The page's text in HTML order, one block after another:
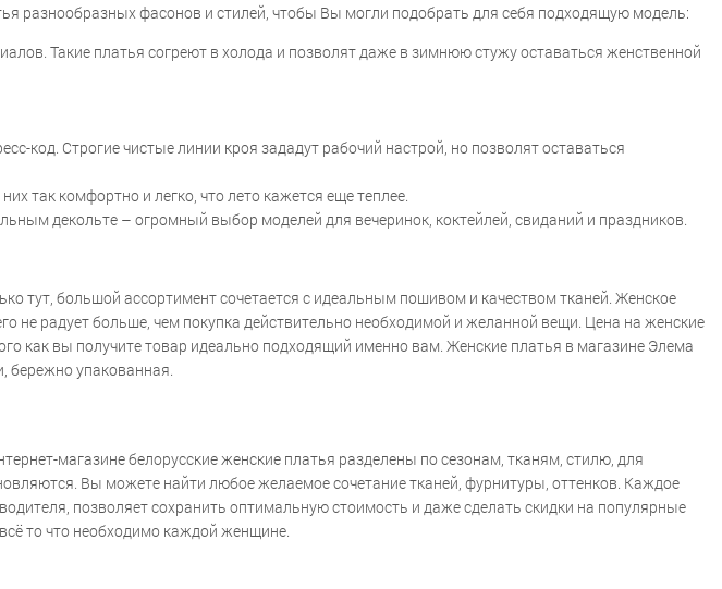
разнообразных фасонов и стилей, чтобы Вы могли подобрать для себя подходящую модель:
Такие платья согреют в холода и позволят даже в зимнюю стужу оставаться женственной
Строгие чистые линии кроя зададут рабочий настрой, но позволят оставаться
так комфортно и легко, что лето кажется еще теплее.
декольте – огромный выбор моделей для вечеринок, коктейлей, свиданий и праздников.
тут, большой ассортимент сочетается с идеальным пошивом и качеством тканей. Женское
не радует больше, чем покупка действительно необходимой и желанной вещи. Цена на женские
как вы получите товар идеально подходящий именно вам. Женские платья в магазине Элема
бережно упакованная.
магазине белорусские женские платья разделены по сезонам, тканям, стилю, для
Вы можете найти любое желаемое сочетание тканей, фурнитуры, оттенков. Каждое
позволяет сохранить оптимальную стоимость и даже сделать скидки на популярные
то что необходимо каждой женщине.